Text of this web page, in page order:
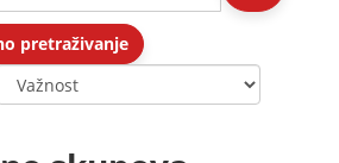
pretraživanje